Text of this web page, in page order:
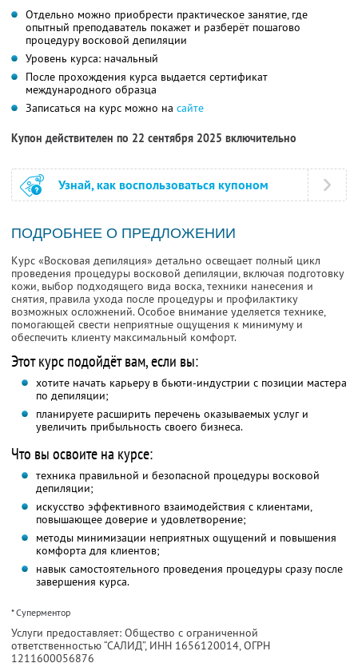
Отдельно можно приобрести практическое занятие, где
опытный преподаватель покажет и разберёт пошагово
процедуру восковой депиляции
Уровень курса: начальный
После прохождения курса выдается сертификат
международного образца
Записаться на курс можно на сайте
Купон действителен по 22 сентября 2025 включительно
Узнай, как воспользоваться купоном
ПОДРОБНЕЕ О ПРЕДЛОЖЕНИИ
Курс «Восковая депиляция» детально освещает полный цикл
проведения процедуры восковой депиляции, включая подготовку
кожи, выбор подходящего вида воска, техники нанесения и
снятия, правила ухода после процедуры и профилактику
возможных осложнений. Особое внимание уделяется технике,
помогающей свести неприятные ощущения к минимуму и
обеспечить клиенту максимальный комфорт.
Этот курс подойдёт вам, если вы:
хотите начать карьеру в бьюти-индустрии с позиции мастера
по депиляции;
планируете расширить перечень оказываемых услуг и
увеличить прибыльность своего бизнеса.
Что вы освоите на курсе:
техника правильной и безопасной процедуры восковой
депиляции;
искусство эффективного взаимодействия с клиентами,
повышающее доверие и удовлетворение;
методы минимизации неприятных ощущений и повышения
комфорта для клиентов;
навык самостоятельного проведения процедуры сразу после
завершения курса.
* Суперментор
Услуги предоставляет: Общество с ограниченной
ответственностью “САЛИД”, ИНН 1656120014, ОГРН
1211600056876